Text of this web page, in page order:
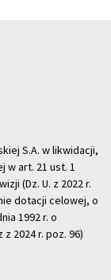
S.A. w likwidacji,
w art. 21 ust. 1
(Dz. U. z 2022 r.
dotacji celowej, o
1992 r. o
2024 r. poz. 96)